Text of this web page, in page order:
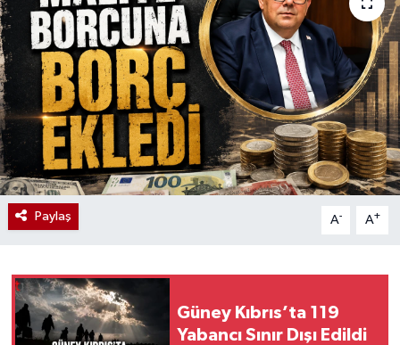
Paylaş A- A+
Güney Kıbrıs’ta 119
Yabancı Sınır Dışı Edildi